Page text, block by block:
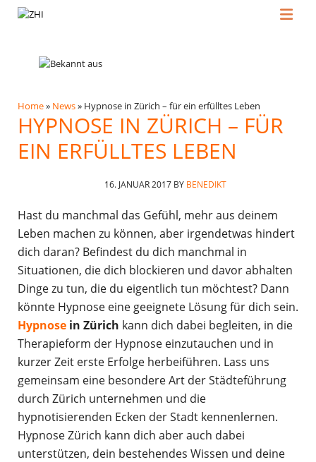
Home» News» Hypnose in Zürich – für ein erfülltes Leben
HYPNOSE IN ZÜRICH – FÜR
EIN ERFÜLLTES LEBEN
16. JANUAR 2017 BY BENEDIKT
Hast du manchmal das Gefühl, mehr aus deinem
Leben machen zu können, aber irgendetwas hindert
dich daran? Befindest du dich manchmal in
Situationen, die dich blockieren und davor abhalten
Dinge zu tun, die du eigentlich tun möchtest? Dann
könnte Hypnose eine geeignete Lösung für dich sein.
Hypnose in Zürich kann dich dabei begleiten, in die
Therapieform der Hypnose einzutauchen und in
kurzer Zeit erste Erfolge herbeiführen. Lass uns
gemeinsam eine besondere Art der Städteführung
durch Zürich unternehmen und die
hypnotisierenden Ecken der Stadt kennenlernen.
Hypnose Zürich kann dich aber auch dabei
unterstützen, dein bestehendes Wissen und deine